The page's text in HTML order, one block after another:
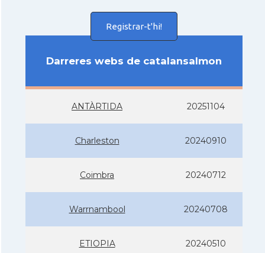
Registrar-t'hi!
Darreres webs de catalansalmon
ANTÀRTIDA 20251104
Charleston 20240910
Coimbra 20240712
Warrnambool 20240708
ETIOPIA 20240510